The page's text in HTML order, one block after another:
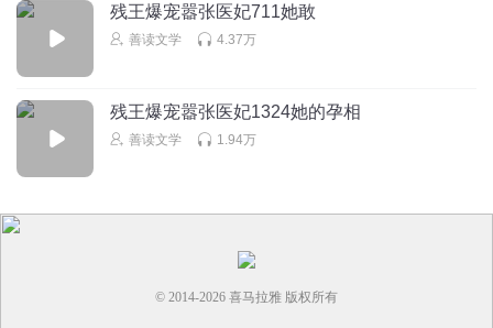
残王爆宠嚣张医妃711她敢
善读文学 4.37万
残王爆宠嚣张医妃1324她的孕相
善读文学 1.94万
© 2014-2026 喜马拉雅 版权所有